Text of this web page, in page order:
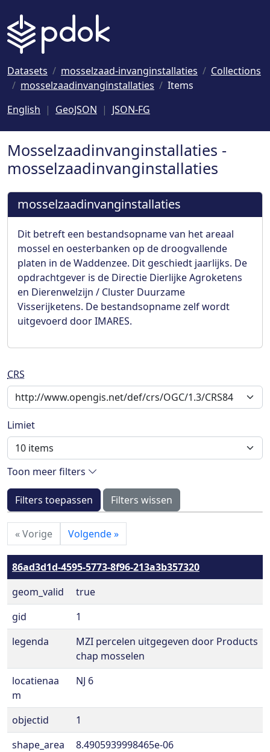
Datasets mosselzaad-invanginstallaties
Collections
mosselzaadinvanginstallaties
Items
English
GeoJSON JSON-FG
Mosselzaadinvanginstallaties -
mosselzaadinvanginstallaties
mosselzaadinvanginstallaties
Dit betreft een bestandsopname van het areaal
mossel en oesterbanken op de droogvallende
platen in de Waddenzee. Dit geschiedt jaarlijks. De
opdrachtgever is de Directie Dierlijke Agroketens
en Dierenwelzijn / Cluster Duurzame
Visserijketens. De bestandsopname zelf wordt
uitgevoerd door IMARES.
CRS
Limiet
Toon meer filters
Filters toepassen Filters wissen
«Vorige Volgende»
86ad3d1d-4595-5773-8f96-213a3b357320
geom_valid
true
gid
1
legenda
MZI percelen uitgegeven door Products
chap mosselen
locatienaa
m
NJ 6
objectid
1
shape_area
8.4905939998465e-06